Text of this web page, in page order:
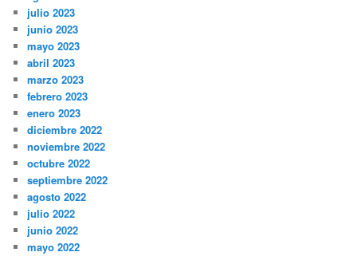
julio 2023
junio 2023
mayo 2023
abril 2023
marzo 2023
febrero 2023
enero 2023
diciembre 2022
noviembre 2022
octubre 2022
septiembre 2022
agosto 2022
julio 2022
junio 2022
mayo 2022